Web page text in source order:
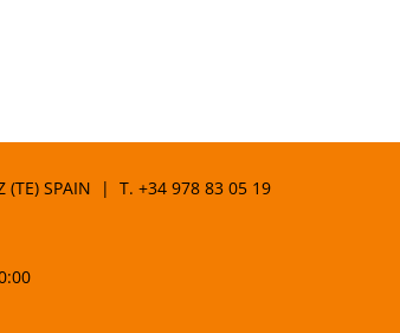
(TE) SPAIN | T. +34 978 83 05 19